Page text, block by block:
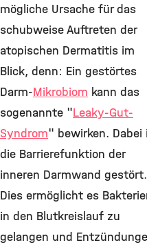
mögliche Ursache für das
schubweise Auftreten der
atopischen Dermatitis im
Blick, denn: Ein gestörtes
Darm-Mikrobiom kann das
sogenannte "Leaky-Gut-
Syndrom" bewirken. Dabei
die Barrierefunktion der
inneren Darmwand gestört.
Dies ermöglicht es
in den Blutkreislauf zu
gelangen und